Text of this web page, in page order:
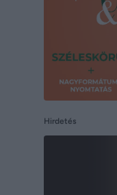
Hirdetés